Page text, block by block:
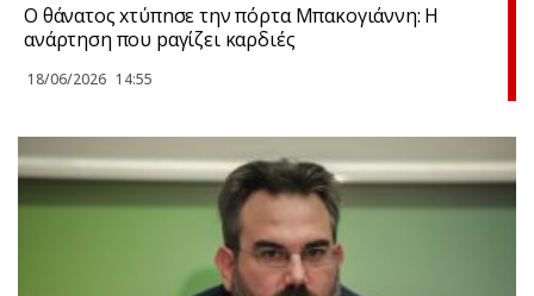
Ο θάνατος xτύπnσε την πόρτα Μπακογιάννη: Η
ανάρτηση που pαγίζει καρδιές
18/06/2026 14:55